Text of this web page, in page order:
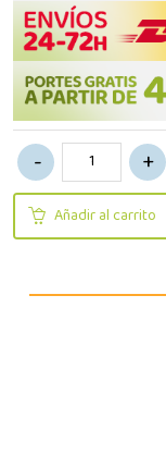
Añadir al carrito